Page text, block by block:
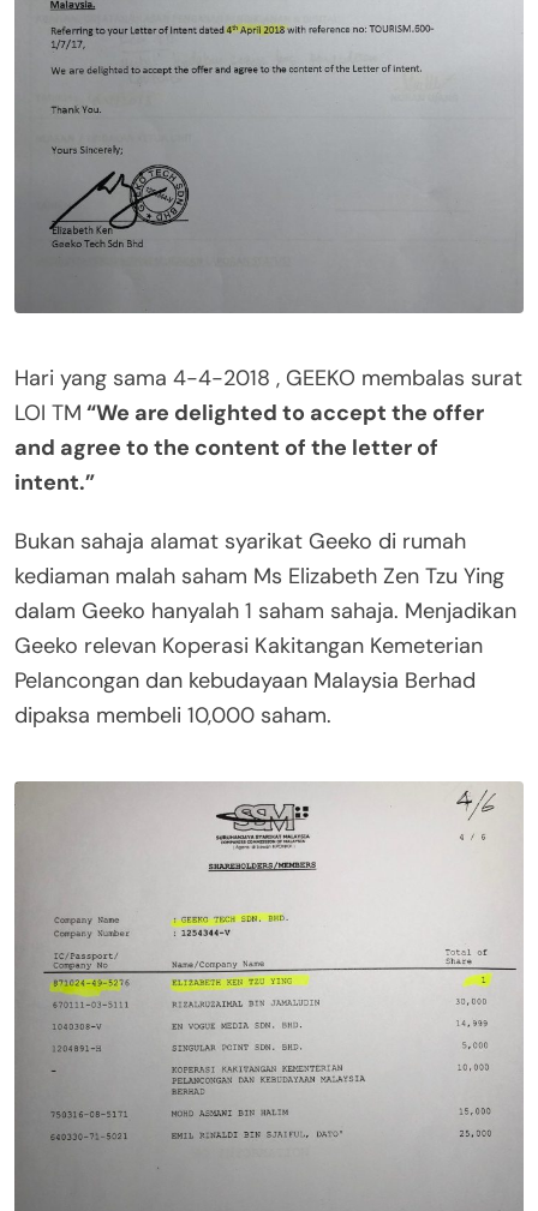
Hari yang sama 4-4-2018 , GEEKO membalas surat
LOI TM “We are delighted to accept the offer
and agree to the content of the letter of
intent.”
Bukan sahaja alamat syarikat Geeko di rumah
kediaman malah saham Ms Elizabeth Zen Tzu Ying
dalam Geeko hanyalah 1 saham sahaja. Menjadikan
Geeko relevan Koperasi Kakitangan Kemeterian
Pelancongan dan kebudayaan Malaysia Berhad
dipaksa membeli 10,000 saham.